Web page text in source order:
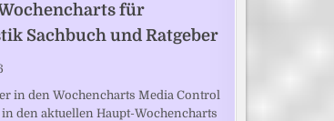
für
Sachbuch und Ratgeber
in den Wochencharts Media Control
den aktuellen Haupt-Wochencharts